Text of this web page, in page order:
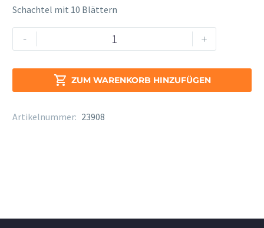
Schachtel mit 10 Blättern
-
Sopr.
2,5
+
 ZUM WARENKORB HINZUFÜGEN
Alternative:
Artikelnummer: 23908